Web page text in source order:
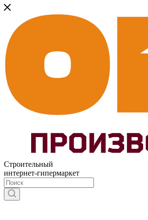
Строительный
интернет-гипермаркет